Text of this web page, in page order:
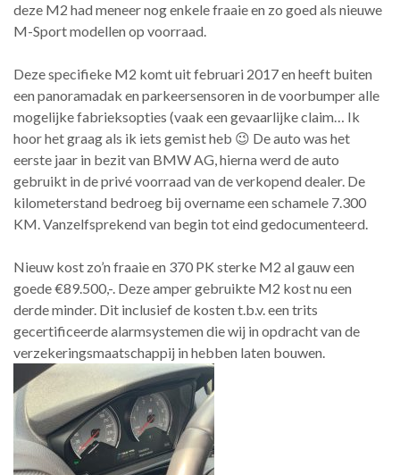
deze M2 had meneer nog enkele fraaie en zo goed als nieuwe
M-Sport modellen op voorraad.
Deze specifieke M2 komt uit februari 2017 en heeft buiten
een panoramadak en parkeersensoren in de voorbumper alle
mogelijke fabrieksopties (vaak een gevaarlijke claim… Ik
hoor het graag als ik iets gemist heb 😉 De auto was het
eerste jaar in bezit van BMW AG, hierna werd de auto
gebruikt in de privé voorraad van de verkopend dealer. De
kilometerstand bedroeg bij overname een schamele 7.300
KM. Vanzelfsprekend van begin tot eind gedocumenteerd.
Nieuw kost zo’n fraaie en 370 PK sterke M2 al gauw een
goede €89.500,-. Deze amper gebruikte M2 kost nu een
derde minder. Dit inclusief de kosten t.b.v. een trits
gecertificeerde alarmsystemen die wij in opdracht van de
verzekeringsmaatschappij in hebben laten bouwen.